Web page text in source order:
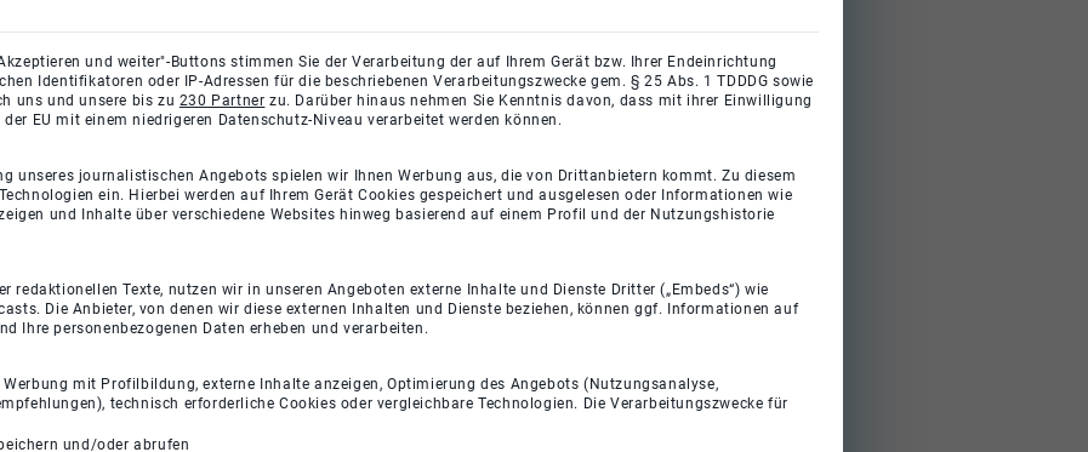
und weiter"-Buttons stimmen Sie der Verarbeitung der auf Ihrem Gerät bzw. Ihrer Endeinrichtung
Identifikatoren oder IP-Adressen für die beschriebenen Verarbeitungszwecke gem. § 25 Abs. 1 TDDDG sowie
uns und unsere bis zu 230 Partner zu. Darüber hinaus nehmen Sie Kenntnis davon, dass mit ihrer Einwilligung
EU mit einem niedrigeren Datenschutz-Niveau verarbeitet werden können.
unseres journalistischen Angebots spielen wir Ihnen Werbung aus, die von Drittanbietern kommt. Zu diesem
ein. Hierbei werden auf Ihrem Gerät Cookies gespeichert und ausgelesen oder Informationen wie
und Inhalte über verschiedene Websites hinweg basierend auf einem Profil und der Nutzungshistorie
redaktionellen Texte, nutzen wir in unseren Angeboten externe Inhalte und Dienste Dritter („Embeds“) wie
Die Anbieter, von denen wir diese externen Inhalten und Dienste beziehen, können ggf. Informationen auf
Ihre personenbezogenen Daten erheben und verarbeiten.
Werbung mit Profilbildung, externe Inhalte anzeigen, Optimierung des Angebots (Nutzungsanalyse,
technisch erforderliche Cookies oder vergleichbare Technologien. Die Verarbeitungszwecke für
und/oder abrufen